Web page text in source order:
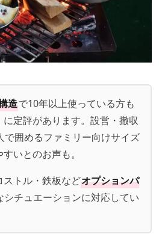
造で10年以上使っている方も
定評があります。設営・撤収
で囲めるファミリー向けサイズ
いとのお声も。
トル・鉄板などオプションパ
シチュエーションに対応してい